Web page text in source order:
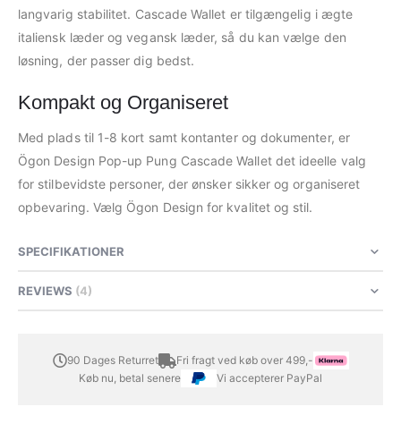
langvarig stabilitet. Cascade Wallet er tilgængelig i ægte
italiensk læder og vegansk læder, så du kan vælge den
løsning, der passer dig bedst.
Kompakt og Organiseret
Med plads til 1-8 kort samt kontanter og dokumenter, er
Ögon Design Pop-up Pung Cascade Wallet det ideelle valg
for stilbevidste personer, der ønsker sikker og organiseret
opbevaring. Vælg Ögon Design for kvalitet og stil.
SPECIFIKATIONER
REVIEWS 4
90 Dages Returret
Fri fragt ved køb over 499,-
Køb nu, betal senere
Vi accepterer PayPal